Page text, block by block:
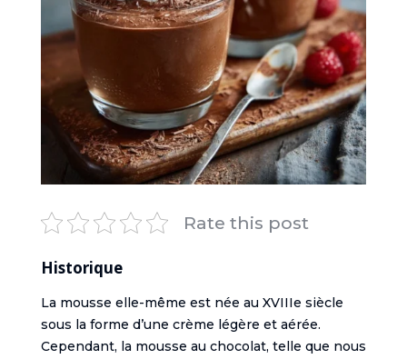
Rate this post
Historique
La mousse elle-même est née au XVIIIe siècle
sous la forme d’une crème légère et aérée.
Cependant, la mousse au chocolat, telle que nous